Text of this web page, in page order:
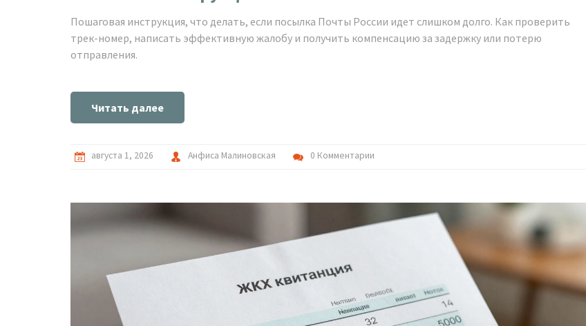
Пошаговая инструкция, что делать, если посылка Почты России идет слишком долго. Как проверить
трек-номер, написать эффективную жалобу и получить компенсацию за задержку или потерю
отправления.
Читать далее
августа 1, 2026 Анфиса Малиновская 0 Комментарии